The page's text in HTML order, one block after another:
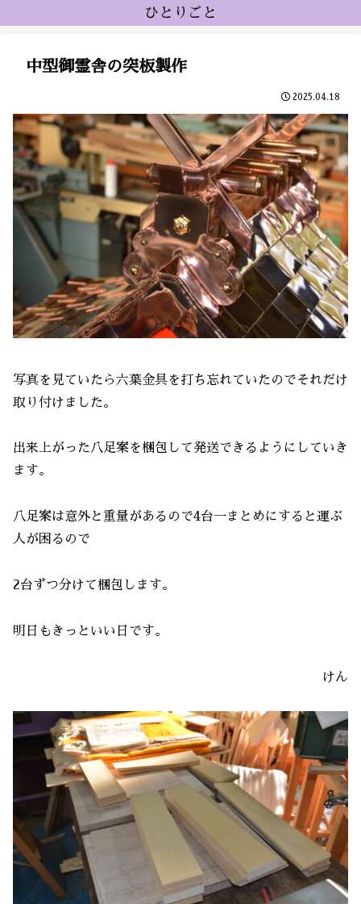
ひとりごと
中型御霊舎の突板製作
2025.04.18
写真を見ていたら六葉金具を打ち忘れていたのでそれだけ
取り付けました。
出来上がった八足案を梱包して発送できるようにしていき
ます。
八足案は意外と重量があるので4台一まとめにすると運ぶ
人が困るので
2台ずつ分けて梱包します。
明日もきっといい日です。
けん